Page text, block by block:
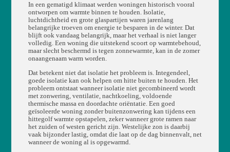
In een gematigd klimaat werden woningen historisch vooral
ontworpen om warmte binnen te houden. Isolatie,
luchtdichtheid en grote glaspartijen waren jarenlang
belangrijke troeven om energie te besparen in de winter. Dat
blijft ook vandaag belangrijk, maar het verhaal is niet langer
volledig. Een woning die uitstekend scoort op warmtebehoud,
maar slecht beschermd is tegen zonnewarmte, kan in de zomer
onaangenaam warm worden.
Dat betekent niet dat isolatie het probleem is. Integendeel,
goede isolatie kan ook helpen om hitte buiten te houden. Het
probleem ontstaat wanneer isolatie niet gecombineerd wordt
met zonwering, ventilatie, nachtkoeling, voldoende
thermische massa en doordachte oriëntatie. Een goed
geïsoleerde woning zonder buitenzonwering kan tijdens een
hittegolf warmte opstapelen, zeker wanneer grote ramen naar
het zuiden of westen gericht zijn. Westelijke zon is daarbij
vaak bijzonder lastig, omdat die laat op de dag binnenvalt, net
wanneer de woning al is opgewarmd.